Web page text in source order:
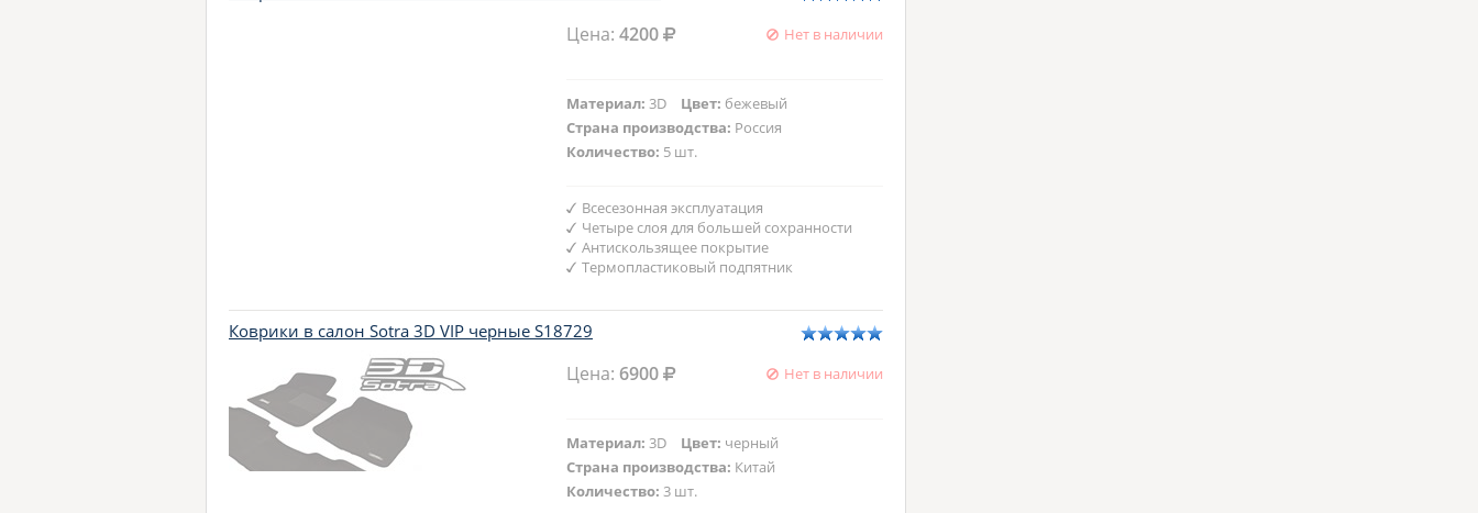
Цена:4200 Нет в наличии
Материал:3D Цвет: бежевый
Страна производства: Россия
Количество: 5 шт.
Всесезонная эксплуатация
Четыре слоя для большей сохранности
Антискользящее покрытие
Термопластиковый подпятник
Коврики в салон Sotra 3D VIP черные S18729
Цена:6900 Нет в наличии
Материал:3D Цвет: черный
Страна производства: Китай
Количество:3 шт.